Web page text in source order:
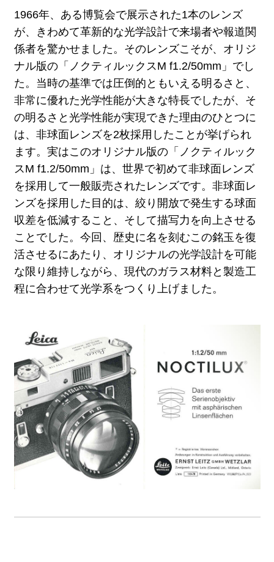
1966年、ある博覧会で展示された1本のレンズ
が、きわめて革新的な光学設計で来場者や報道関
係者を驚かせました。そのレンズこそが、オリジ
ナル版の「ノクティルックスM f1.2/50mm」でし
た。当時の基準では圧倒的ともいえる明るさと、
非常に優れた光学性能が大きな特長でしたが、そ
の明るさと光学性能が実現できた理由のひとつに
は、非球面レンズを2枚採用したことが挙げられ
ます。実はこのオリジナル版の「ノクティルック
スM f1.2/50mm」は、世界で初めて非球面レンズ
を採用して一般販売されたレンズです。非球面レ
ンズを採用した目的は、絞り開放で発生する球面
収差を低減すること、そして描写力を向上させる
ことでした。今回、歴史に名を刻むこの銘玉を復
活させるにあたり、オリジナルの光学設計を可能
な限り維持しながら、現代のガラス材料と製造工
程に合わせて光学系をつくり上げました。